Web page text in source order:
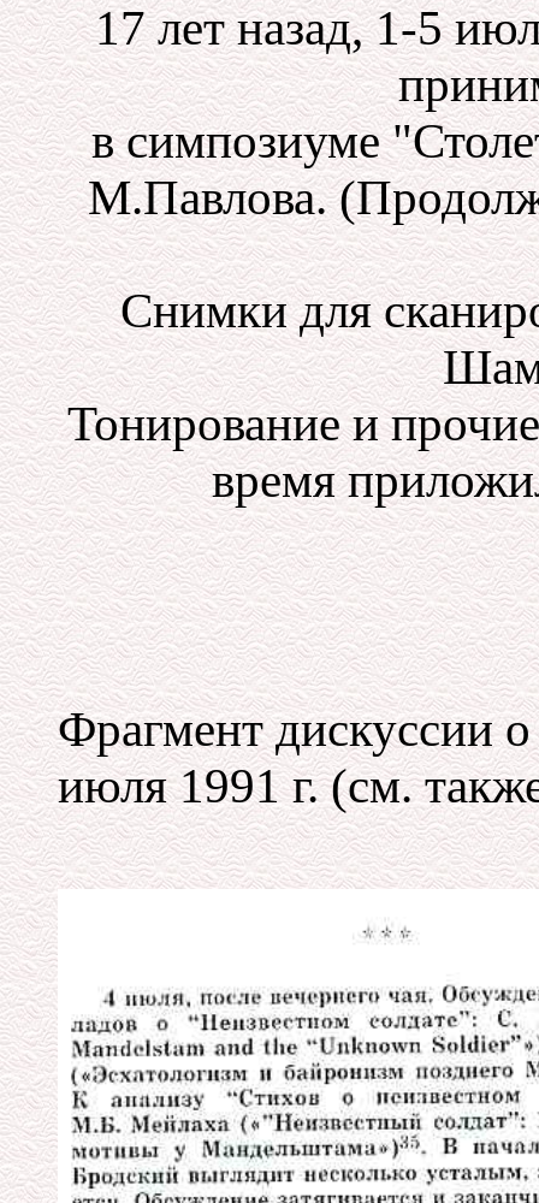
17 лет назад, 1-5
в симпозиуме
М.Павлова.
Снимки для
Тонирование и
время
Фрагмент дискуссии
июля 1991 г. (см.